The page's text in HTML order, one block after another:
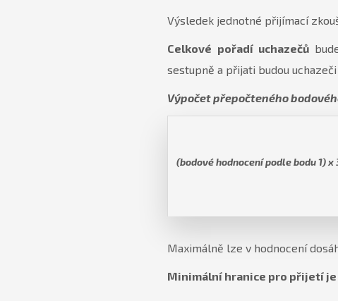
Výsledek jednotné přijímací
Celkové pořadí uchazečů
sestupně a přijati budou
Výpočet přepočteného
(bodové hodnocení podle bodu 1)
Maximálně lze v hodnocení
Minimální hranice pro přijetí je